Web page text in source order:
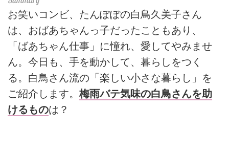
お笑いコンビ、たんぽぽの白鳥久美子さん
は、おばあちゃんっ子だったこともあり、
「ばあちゃん仕事」に憧れ、愛してやみませ
ん。今日も、手を動かして、暮らしをつく
る。白鳥さん流の「楽しい小さな暮らし」を
ご紹介します。 梅雨バテ気味の白鳥さんを助
けるものは？